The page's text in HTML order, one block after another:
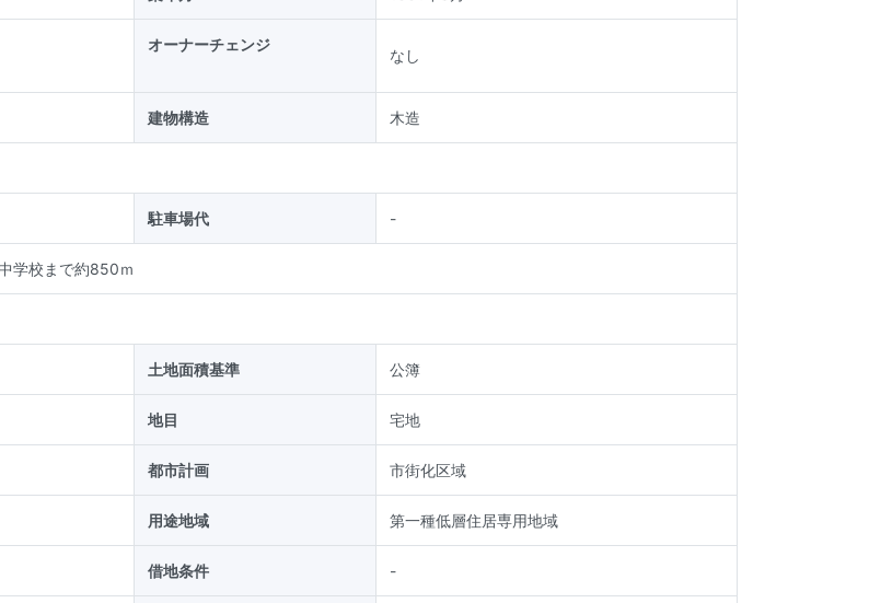
オーナーチェンジ
なし
建物構造 木造
駐車場代 -
学校まで約850ｍ
土地面積基準 公簿
地目 宅地
都市計画 市街化区域
用途地域 第一種低層住居専用地域
借地条件 -